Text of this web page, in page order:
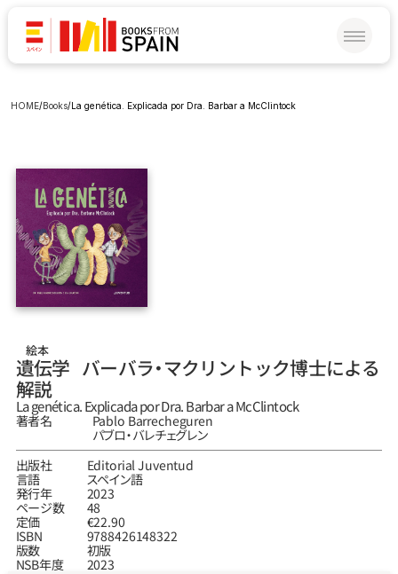
HOME/Books/La genética. Explicada por Dra. Barbar a McClintock
絵本
遺伝学   バーバラ‧マクリントック博士による
解説
La genética. Explicada por Dra. Barbar a McClintock
著者名
Pablo Barrecheguren
パブロ‧バレチェグレン
出版社
Editorial Juventud
言語
スペイン語
発行年
2023
ページ数
48
定価
€22.90
ISBN
9788426148322
版数
初版
NSB年度
2023